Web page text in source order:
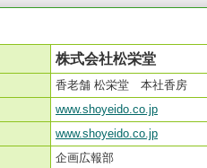
株式会社松栄堂
香老舗 松栄堂 本社香房
www.shoyeido.co.jp
www.shoyeido.co.jp
企画広報部